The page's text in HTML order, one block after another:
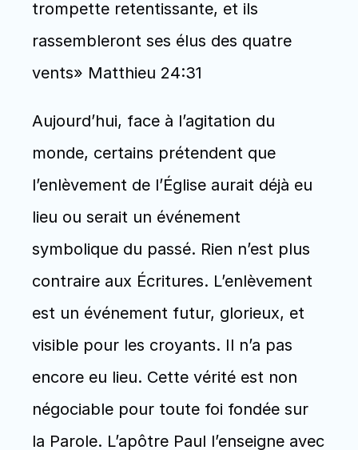
trompette retentissante, et ils
rassembleront ses élus des quatre
vents» Matthieu 24:31
Aujourd’hui, face à l’agitation du
monde, certains prétendent que
l’enlèvement de l’Église aurait déjà eu
lieu ou serait un événement
symbolique du passé. Rien n’est plus
contraire aux Écritures. L’enlèvement
est un événement futur, glorieux, et
visible pour les croyants. Il n’a pas
encore eu lieu. Cette vérité est non
négociable pour toute foi fondée sur
la Parole. L’apôtre Paul l’enseigne avec